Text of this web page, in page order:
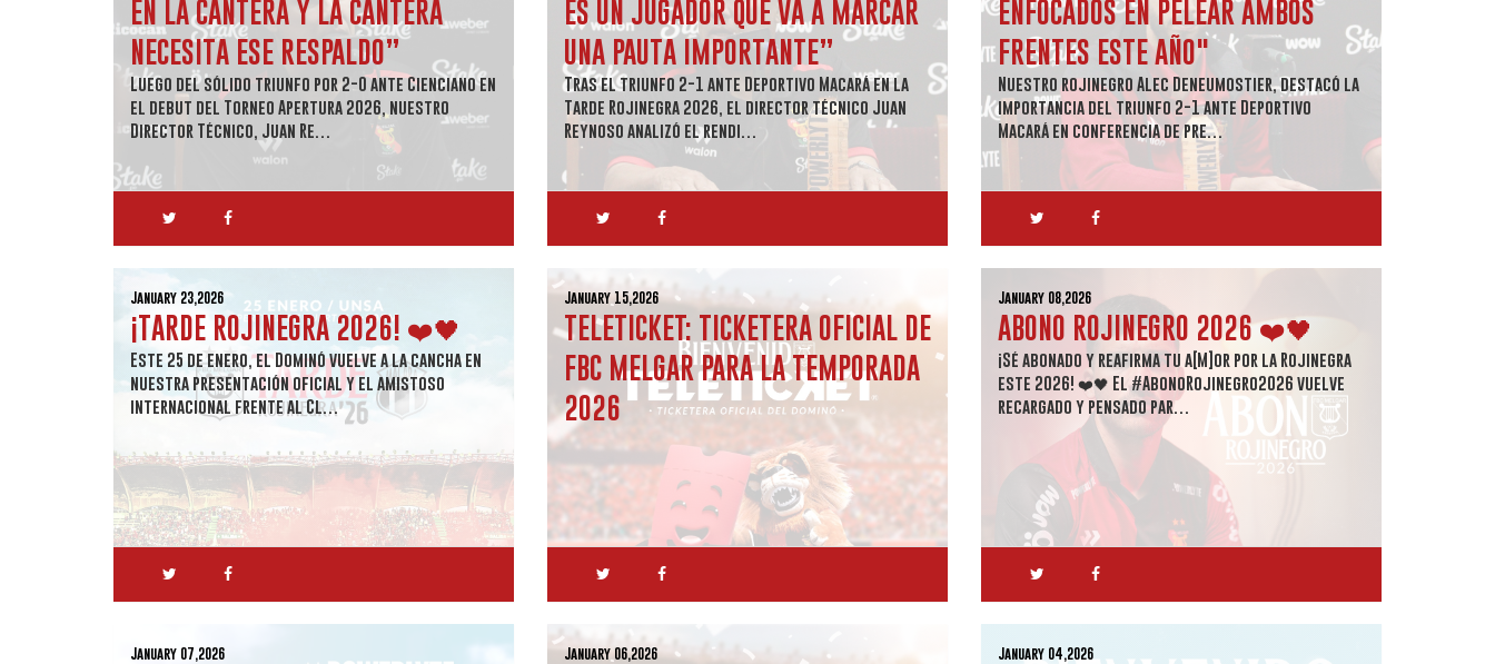
EN LA CANTERA Y LA CANTERA
NECESITA ESE RESPALDO”
Luego del sólido triunfo por 2-0 ante Cienciano en
el debut del Torneo Apertura 2026, nuestro
Director Técnico, Juan Re…
ES UN JUGADOR QUE VA A MARCAR
UNA PAUTA IMPORTANTE”
Tras el triunfo 2-1 ante Deportivo Macará en la
Tarde Rojinegra 2026, el director técnico Juan
Reynoso analizó el rendi…
ENFOCADOS EN PELEAR AMBOS
FRENTES ESTE AÑO"
Nuestro rojinegro Alec Deneumostier, destacó la
importancia del triunfo 2-1 ante Deportivo
Macará en conferencia de pre…
January 23,2026
¡TARDE ROJINEGRA 2026! ❤️🖤
Este 25 de enero, el Dominó vuelve a la cancha en
nuestra presentación oficial y el amistoso
internacional frente al Cl…
January 15,2026
TELETICKET: TICKETERA OFICIAL DE
FBC MELGAR PARA LA TEMPORADA
2026
January 08,2026
ABONO ROJINEGRO 2026 ❤️🖤
¡Sé abonado y reafirma tu a[M]or por la Rojinegra
este 2026! ❤️🖤 El #AbonoRojinegro2026 vuelve
recargado y pensado par…
January 07,2026 January 06,2026 January 04,2026